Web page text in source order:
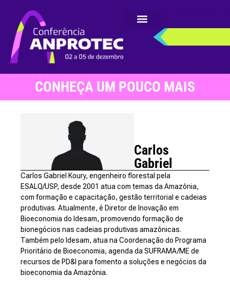
CONHEÇA UM POUCO MAIS
Carlos
Gabriel
Carlos Gabriel Koury, engenheiro florestal pela
ESALQ/USP, desde 2001 atua com temas da Amazônia,
com formação e capacitação, gestão territorial e cadeias
produtivas. Atualmente, é Diretor de Inovação em
Bioeconomia do Idesam, promovendo formação de
bionegócios nas cadeias produtivas amazônicas.
Também pelo Idesam, atua na Coordenação do Programa
Prioritário de Bioeconomia, agenda da SUFRAMA/ME de
recursos de PD&I para fomento a soluções e negócios da
bioeconomia da Amazônia.